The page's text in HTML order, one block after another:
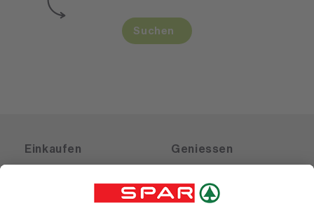
Suchen
Einkaufen Geniessen
Weinwelt
Bierwelt